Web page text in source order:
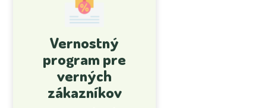
Vernostný
program pre
verných
zákazníkov